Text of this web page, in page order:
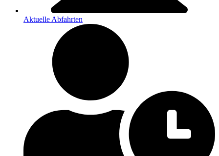
Aktuelle Abfahrten